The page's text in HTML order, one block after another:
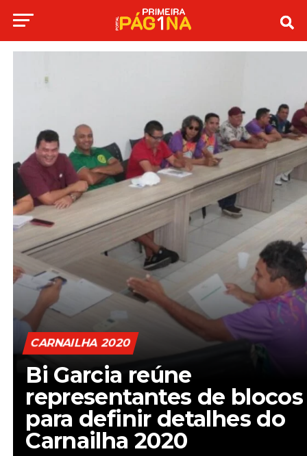
CARNAILHA 2020
Bi Garcia reúne
representantes de blocos
para definir detalhes do
Carnailha 2020